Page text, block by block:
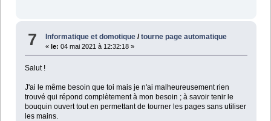
7 Informatique et domotique /tourne page automatique
«le: 04 mai 2021 à 12:32:18 »
Salut !
J'ai le même besoin que toi mais je n'ai malheureusement rien
trouvé qui répond complètement à mon besoin ; à savoir tenir le
bouquin ouvert tout en permettant de tourner les pages sans utiliser
les mains.